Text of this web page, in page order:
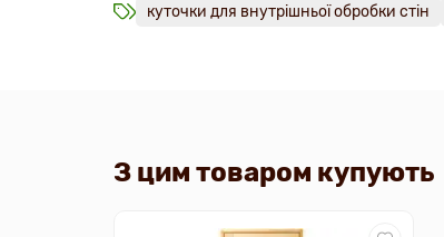
куточки для внутрішньої обробки стін
З цим товаром купують